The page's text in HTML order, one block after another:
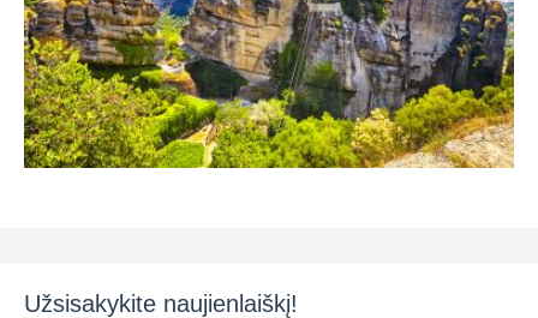
Užsisakykite naujienlaiškį!